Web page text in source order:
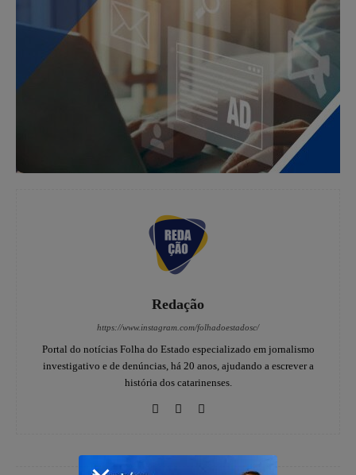
Redação
https://www.instagram.com/folhadoestadosc/
Portal do notícias Folha do Estado especializado em jornalismo
investigativo e de denúncias, há 20 anos, ajudando a escrever a
história dos catarinenses.